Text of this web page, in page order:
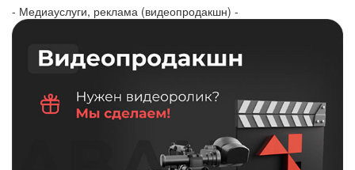
- Медиауслуги, реклама (видеопродакшн) -